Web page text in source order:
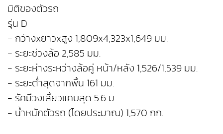
มิติของตัวรถ
รุ่น D
- กว้างxยาวxสูง 1,809x4,323x1,649 มม.
- ระยะช่วงล้อ 2,585 มม.
- ระยะห่างระหว่างล้อคู่ หน้า/หลัง 1,526/1,539 มม.
- ระยะต่ำสุดจากพื้น 161 มม.
- รัศมีวงเลี้ยวแคบสุด 5.6 ม.
- น้ำหนักตัวรถ (โดยประมาณ) 1,570 กก.